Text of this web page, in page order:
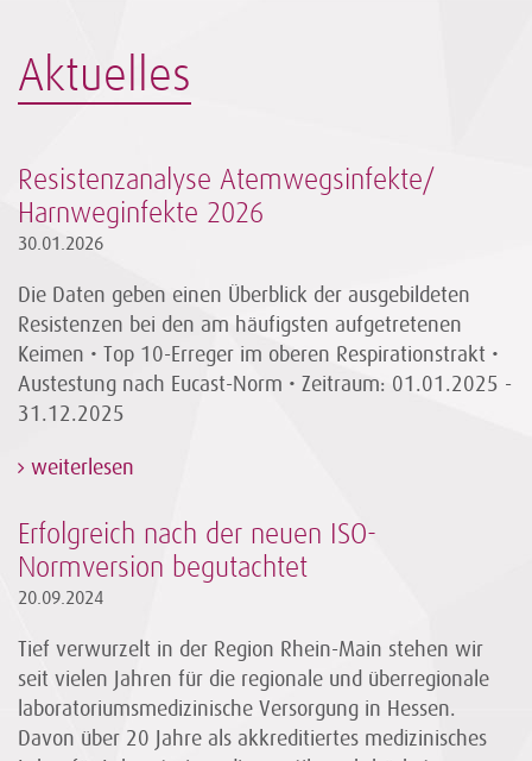
Aktuelles
Resistenzanalyse Atemwegsinfekte/
Harnweginfekte 2026
30.01.2026
Die Daten geben einen Überblick der ausgebildeten
Resistenzen bei den am häufigsten aufgetretenen
Keimen • Top 10-Erreger im oberen Respirationstrakt •
Austestung nach Eucast-Norm • Zeitraum: 01.01.2025 -
31.12.2025
weiterlesen
Erfolgreich nach der neuen ISO-
Normversion begutachtet
20.09.2024
Tief verwurzelt in der Region Rhein-Main stehen wir
seit vielen Jahren für die regionale und überregionale
laboratoriumsmedizinische Versorgung in Hessen.
Davon über 20 Jahre als akkreditiertes medizinisches